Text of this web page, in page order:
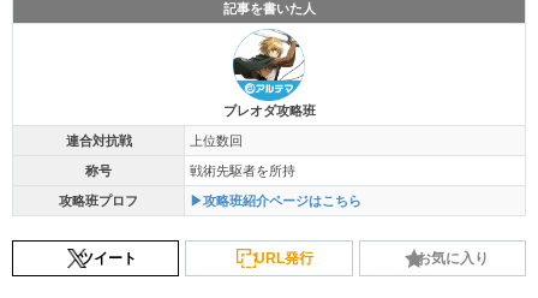
記事を書いた人
ブレオダ攻略班
連合対抗戦 上位数回
称号 戦術先駆者を所持
攻略班プロフ ▶攻略班紹介ページはこちら
ツイート URL発行 お気に入り